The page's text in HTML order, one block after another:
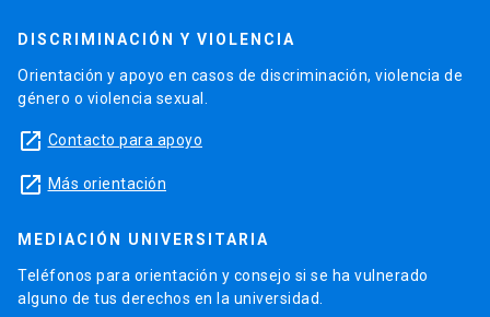
DISCRIMINACIÓN Y VIOLENCIA
Orientación y apoyo en casos de discriminación, violencia de
género o violencia sexual.
launch Contacto para apoyo
launch Más orientación
MEDIACIÓN UNIVERSITARIA
Teléfonos para orientación y consejo si se ha vulnerado
alguno de tus derechos en la universidad.